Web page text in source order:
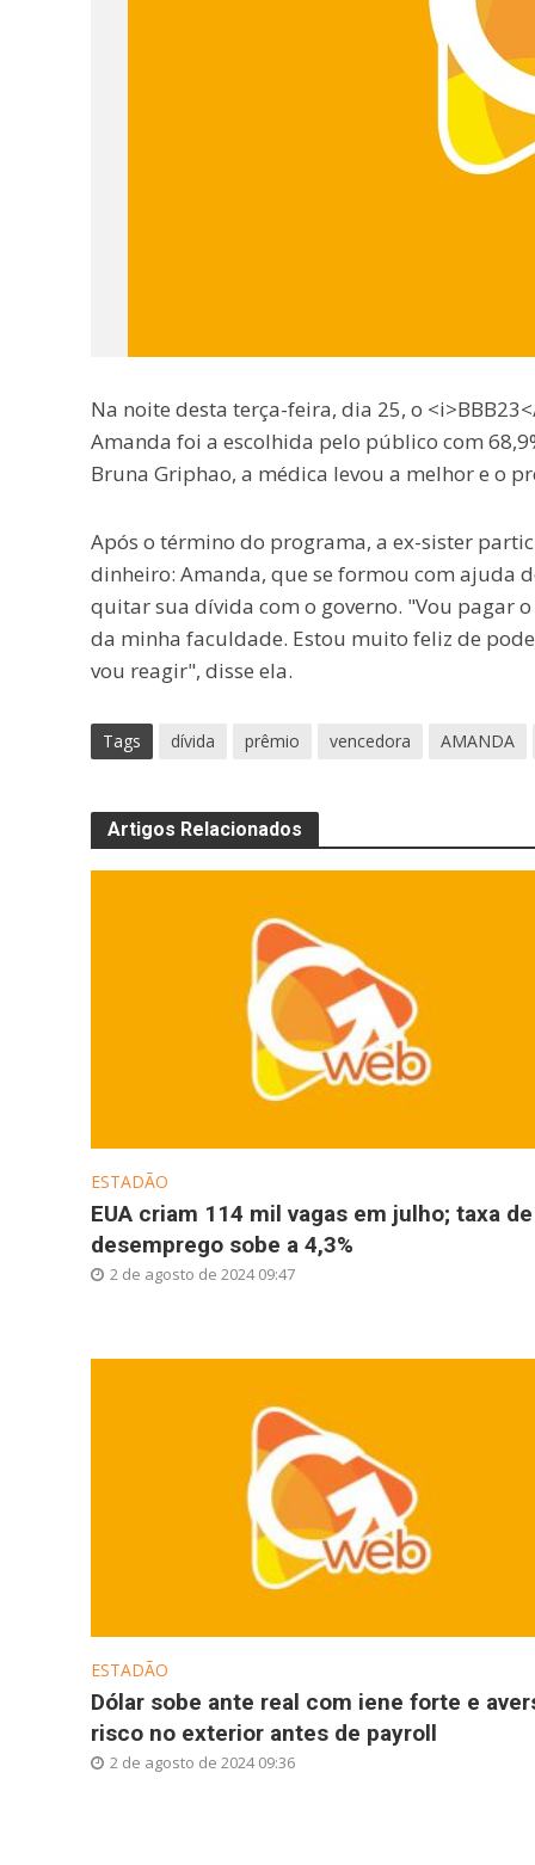
Na noite desta terça-feira, dia 25, o
Amanda foi a escolhida pelo público com
Bruna Griphao, a médica levou a melhor e o
Após o término do programa, a ex-sister
dinheiro: Amanda, que se formou com ajuda
quitar sua dívida com o governo. "Vou pagar
da minha faculdade. Estou muito feliz de
vou reagir", disse ela.
Tags dívida prêmio vencedora AMANDA
Artigos Relacionados
ESTADÃO
EUA criam 114 mil vagas em julho; taxa de
desemprego sobe a 4,3%
2 de agosto de 2024 09:47
ESTADÃO
Dólar sobe ante real com iene forte e
risco no exterior antes de payroll
2 de agosto de 2024 09:36